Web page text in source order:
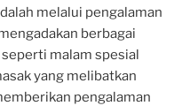
melalui pengalaman
berbagai
malam spesial
yang melibatkan
pengalaman